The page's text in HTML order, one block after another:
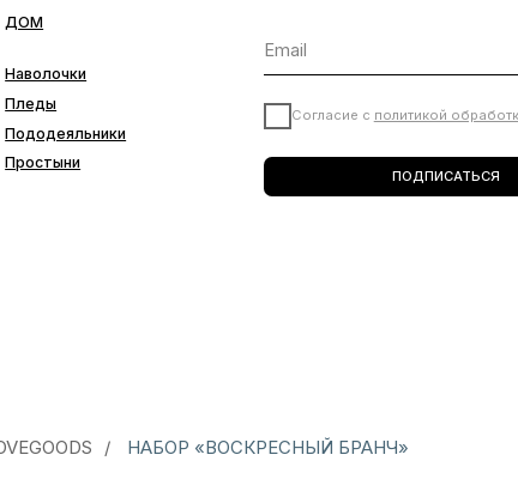
Согласие сполитикой обработки данных
ПОДПИСАТЬСЯ
/ НАБОР «ВОСКРЕСНЫЙ БРАНЧ»